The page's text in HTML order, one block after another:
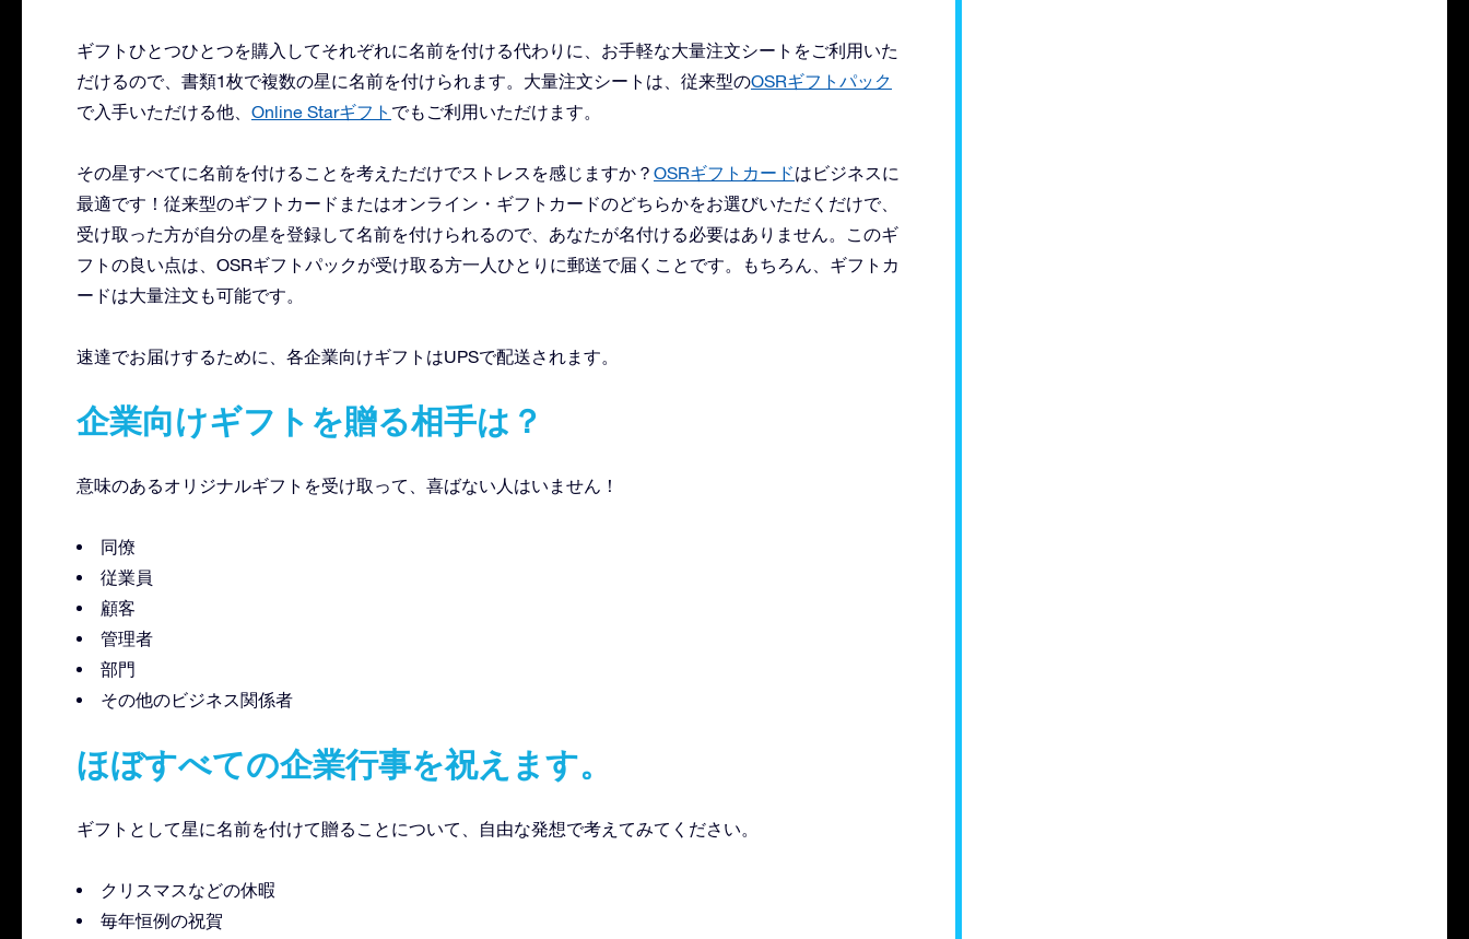
ギフトひとつひとつを購入してそれぞれに名前を付ける代わりに、お手軽な大量注文シートをご利用いた
だけるので、書類1枚で複数の星に名前を付けられます。大量注文シートは、従来型のOSRギフトパック
で入手いただける他、 Online Starギフト でもご利用いただけます。
その星すべてに名前を付けることを考えただけでストレスを感じますか？ OSRギフトカードはビジネスに
最適です！従来型のギフトカードまたはオンライン・ギフトカードのどちらかをお選びいただくだけで、
受け取った方が自分の星を登録して名前を付けられるので、あなたが名付ける必要はありません。このギ
フトの良い点は、OSRギフトパックが受け取る方一人ひとりに郵送で届くことです。もちろん、ギフトカ
ードは大量注文も可能です。
速達でお届けするために、各企業向けギフトはUPSで配送されます。
企業向けギフトを贈る相手は？
意味のあるオリジナルギフトを受け取って、喜ばない人はいません！
同僚
従業員
顧客
管理者
部門
その他のビジネス関係者
ほぼすべての企業行事を祝えます。
ギフトとして星に名前を付けて贈ることについて、自由な発想で考えてみてください。
クリスマスなどの休暇
毎年恒例の祝賀